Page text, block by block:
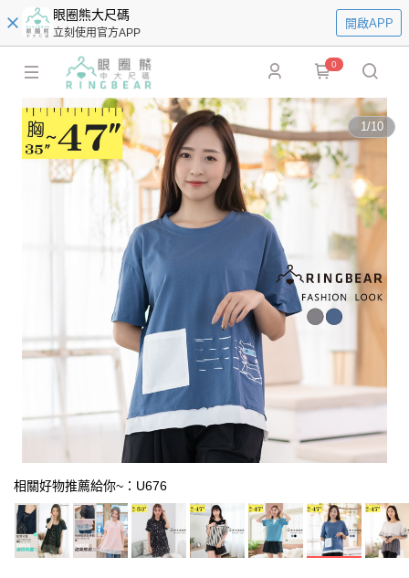
眼圈熊大尺碼
立刻使用官方APP
開啟APP
0
1/10
相關好物推薦給你~：U676